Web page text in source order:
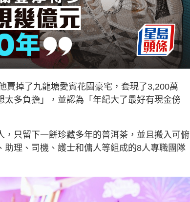
賣掉了九龍塘愛賓花園豪宅，套現了3,200萬
多負擔」，並認為「年紀大了最好有現金傍
只留下一餅珍藏多年的普洱茶，並且搬入可俯
理、司機、護士和傭人等組成的8人專職團隊